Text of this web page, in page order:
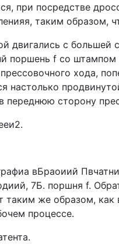
при посредстве
таким образом,
двигались с большей
поршень f co штампом
хода,
настолько
переднюю сторону
вБраоиий
7Б. поршня f.
таким же образом, как
процессе.